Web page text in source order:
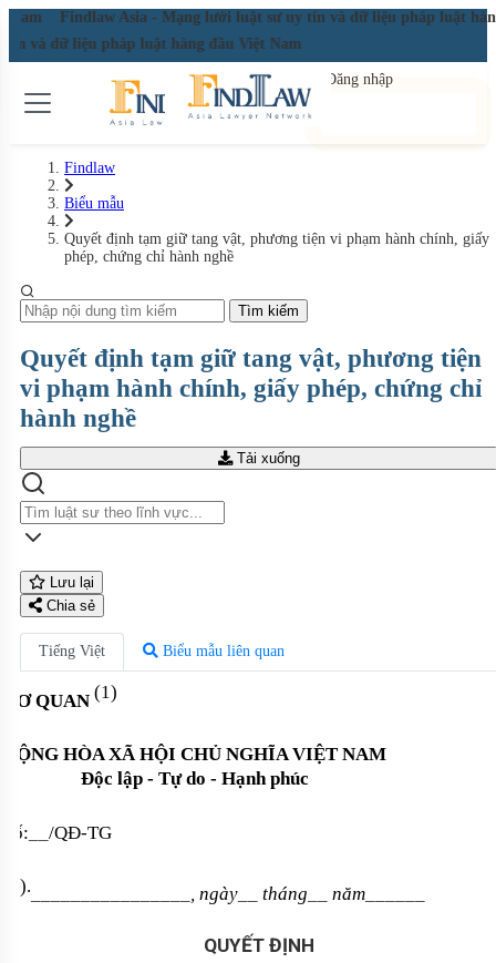
Findlaw Asia - Mạng lưới luật sư uy tín và dữ liệu pháp luật
và dữ liệu pháp luật hàng đầu Việt Nam
Đăng nhập
Findlaw
Biểu mẫu
Quyết định tạm giữ tang vật, phương tiện vi phạm hành chính, giấy
phép, chứng chỉ hành nghề
Tìm kiếm
Quyết định tạm giữ tang vật, phương tiện
vi phạm hành chính, giấy phép, chứng chỉ
hành nghề
Tải xuống
Lưu lại
Chia sẻ
Tiếng Việt Biểu mẫu liên quan
CƠ QUAN (1)
CỘNG HÒA XÃ HỘI CHỦ NGHĨA VIỆT NAM
Độc lập - Tự do - Hạnh phúc
Số: /QĐ-TG
(2). , ngày tháng năm
QUYẾT ĐỊNH